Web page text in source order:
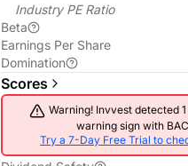
Industry PE Ratio
Beta
Earnings Per Share
Domination
Scores
Warning! Invvest detected
warning sign with
Try a 7-Day Free Trial to